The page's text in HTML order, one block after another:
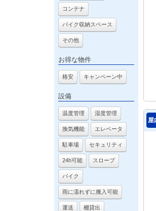
コンテナ
バイク収納スペース
その他
お得な物件
格安 キャンペーン中
設備
温度管理 湿度管理
換気機能 エレベータ
駐車場 セキュリティ
24h可能 スロープ
バイク
雨に濡れずに搬入可能
運送 棚貸出
屋